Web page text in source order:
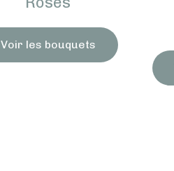
Voir les bouquets